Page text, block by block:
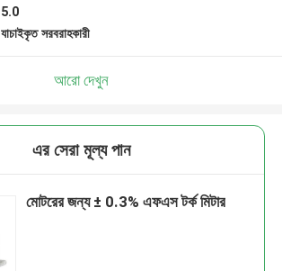
5.0
যাচাইকৃত সরবরাহকারী
আরো দেখুন
এর সেরা মূল্য পান
মোটরের জন্য ± 0.3% এফএস টর্ক মিটার